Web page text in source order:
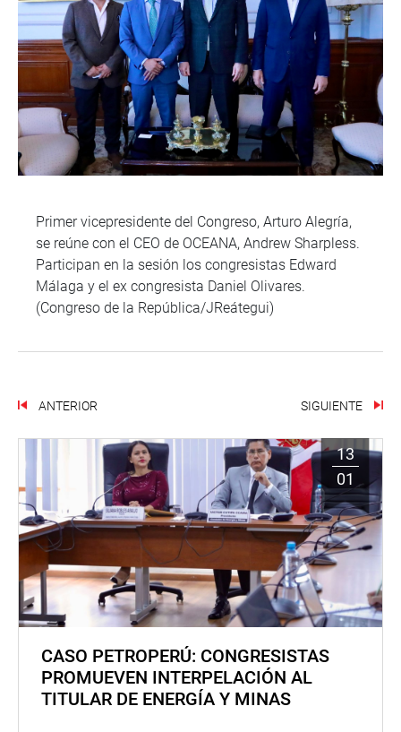
Primer vicepresidente del Congreso, Arturo Alegría,
se reúne con el CEO de OCEANA, Andrew Sharpless.
Participan en la sesión los congresistas Edward
Málaga y el ex congresista Daniel Olivares.
(Congreso de la República/JReátegui)
ANTERIOR SIGUIENTE
13
01
CASO PETROPERÚ: CONGRESISTAS
PROMUEVEN INTERPELACIÓN AL
TITULAR DE ENERGÍA Y MINAS